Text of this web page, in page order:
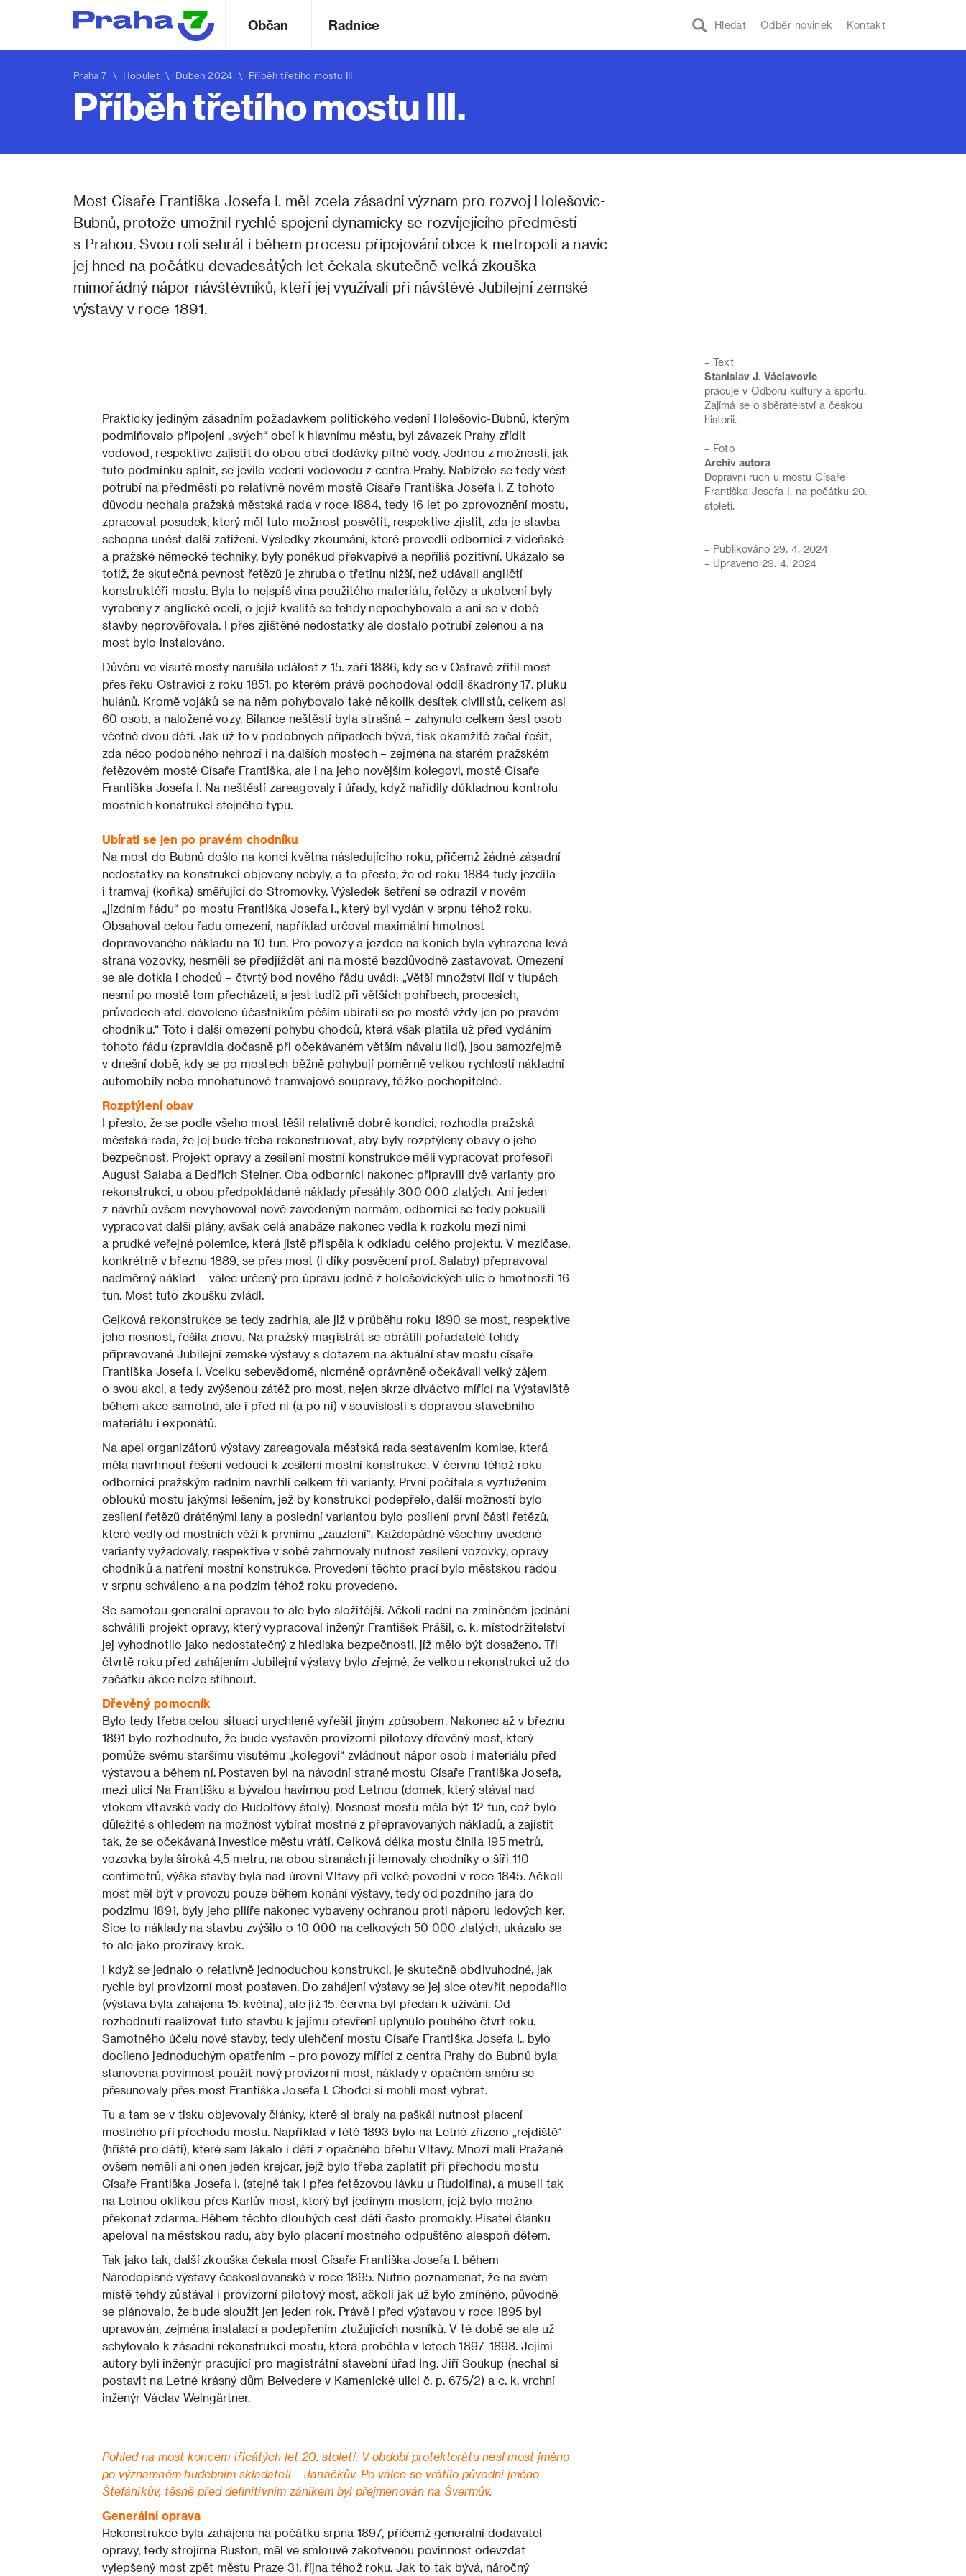
Hledat Odběr novinek Kontakt
Občan Radnice
Praha 7 \ Hobulet \ Duben 2024 \ Příběh třetího mostu III.
Příběh třetího mostu III.
Most Císaře Františka Josefa I. měl zcela zásadní význam pro rozvoj Holešovic-
Bubnů, protože umožnil rychlé spojení dynamicky se rozvíjejícího předměstí
s Prahou. Svou roli sehrál i během procesu připojování obce k metropoli a navíc
jej hned na počátku devadesátých let čekala skutečně velká zkouška –
mimořádný nápor návštěvníků, kteří jej využívali při návštěvě Jubilejní zemské
výstavy v roce 1891.
Prakticky jediným zásadním požadavkem politického vedení Holešovic-Bubnů, kterým
podmiňovalo připojení „svých“ obcí k hlavnímu městu, byl závazek Prahy zřídit
vodovod, respektive zajistit do obou obcí dodávky pitné vody. Jednou z možností, jak
tuto podmínku splnit, se jevilo vedení vodovodu z centra Prahy. Nabízelo se tedy vést
potrubí na předměstí po relativně novém mostě Císaře Františka Josefa I. Z tohoto
důvodu nechala pražská městská rada v roce 1884, tedy 16 let po zprovoznění mostu,
zpracovat posudek, který měl tuto možnost posvětit, respektive zjistit, zda je stavba
schopna unést další zatížení. Výsledky zkoumání, které provedli odborníci z vídeňské
a pražské německé techniky, byly poněkud překvapivé a nepříliš pozitivní. Ukázalo se
totiž, že skutečná pevnost řetězů je zhruba o třetinu nižší, než udávali angličtí
konstruktéři mostu. Byla to nejspíš vina použitého materiálu, řetězy a ukotvení byly
vyrobeny z anglické oceli, o jejíž kvalitě se tehdy nepochybovalo a ani se v době
stavby neprověřovala. I přes zjištěné nedostatky ale dostalo potrubí zelenou a na
most bylo instalováno.
Důvěru ve visuté mosty narušila událost z 15. září 1886, kdy se v Ostravě zřítil most
přes řeku Ostravici z roku 1851, po kterém právě pochodoval oddíl škadrony 17. pluku
hulánů. Kromě vojáků se na něm pohybovalo také několik desítek civilistů, celkem asi
60 osob, a naložené vozy. Bilance neštěstí byla strašná – zahynulo celkem šest osob
včetně dvou dětí. Jak už to v podobných případech bývá, tisk okamžitě začal řešit,
zda něco podobného nehrozí i na dalších mostech – zejména na starém pražském
řetězovém mostě Císaře Františka, ale i na jeho novějším kolegovi, mostě Císaře
Františka Josefa I. Na neštěstí zareagovaly i úřady, když nařídily důkladnou kontrolu
mostních konstrukcí stejného typu.
Ubírati se jen po pravém chodníku
Na most do Bubnů došlo na konci května následujícího roku, přičemž žádné zásadní
nedostatky na konstrukci objeveny nebyly, a to přesto, že od roku 1884 tudy jezdila
i tramvaj (koňka) směřující do Stromovky. Výsledek šetření se odrazil v novém
„jízdním řádu“ po mostu Františka Josefa I., který byl vydán v srpnu téhož roku.
Obsahoval celou řadu omezení, například určoval maximální hmotnost
dopravovaného nákladu na 10 tun. Pro povozy a jezdce na koních byla vyhrazena levá
strana vozovky, nesměli se předjíždět ani na mostě bezdůvodně zastavovat. Omezení
se ale dotkla i chodců – čtvrtý bod nového řádu uvádí: „Větší množství lidí v tlupách
nesmí po mostě tom přecházeti, a jest tudíž při větších pohřbech, procesích,
průvodech atd. dovoleno účastníkům pěším ubírati se po mostě vždy jen po pravém
chodníku.“ Toto i další omezení pohybu chodců, která však platila už před vydáním
tohoto řádu (zpravidla dočasně při očekávaném větším návalu lidí), jsou samozřejmě
v dnešní době, kdy se po mostech běžně pohybují poměrně velkou rychlostí nákladní
automobily nebo mnohatunové tramvajové soupravy, těžko pochopitelné.
Rozptýlení obav
I přesto, že se podle všeho most těšil relativně dobré kondici, rozhodla pražská
městská rada, že jej bude třeba rekonstruovat, aby byly rozptýleny obavy o jeho
bezpečnost. Projekt opravy a zesílení mostní konstrukce měli vypracovat profesoři
August Salaba a Bedřich Steiner. Oba odborníci nakonec připravili dvě varianty pro
rekonstrukci, u obou předpokládané náklady přesáhly 300 000 zlatých. Ani jeden
z návrhů ovšem nevyhovoval nově zavedeným normám, odborníci se tedy pokusili
vypracovat další plány, avšak celá anabáze nakonec vedla k rozkolu mezi nimi
a prudké veřejné polemice, která jistě přispěla k odkladu celého projektu. V mezičase,
konkrétně v březnu 1889, se přes most (i díky posvěcení prof. Salaby) přepravoval
nadměrný náklad – válec určený pro úpravu jedné z holešovických ulic o hmotnosti 16
tun. Most tuto zkoušku zvládl.
Celková rekonstrukce se tedy zadrhla, ale již v průběhu roku 1890 se most, respektive
jeho nosnost, řešila znovu. Na pražský magistrát se obrátili pořadatelé tehdy
připravované Jubilejní zemské výstavy s dotazem na aktuální stav mostu císaře
Františka Josefa I. Vcelku sebevědomě, nicméně oprávněně očekávali velký zájem
o svou akci, a tedy zvýšenou zátěž pro most, nejen skrze diváctvo mířící na Výstaviště
během akce samotné, ale i před ní (a po ní) v souvislosti s dopravou stavebního
materiálu i exponátů.
Na apel organizátorů výstavy zareagovala městská rada sestavením komise, která
měla navrhnout řešení vedoucí k zesílení mostní konstrukce. V červnu téhož roku
odborníci pražským radním navrhli celkem tři varianty. První počítala s vyztužením
oblouků mostu jakýmsi lešením, jež by konstrukci podepřelo, další možností bylo
zesílení řetězů drátěnými lany a poslední variantou bylo posílení první části řetězů,
které vedly od mostních věží k prvnímu „zauzlení“. Každopádně všechny uvedené
varianty vyžadovaly, respektive v sobě zahrnovaly nutnost zesílení vozovky, opravy
chodníků a natření mostní konstrukce. Provedení těchto prací bylo městskou radou
v srpnu schváleno a na podzim téhož roku provedeno.
Se samotou generální opravou to ale bylo složitější. Ačkoli radní na zmíněném jednání
schválili projekt opravy, který vypracoval inženýr František Prášil, c. k. místodržitelství
jej vyhodnotilo jako nedostatečný z hlediska bezpečnosti, jíž mělo být dosaženo. Tři
čtvrtě roku před zahájením Jubilejní výstavy bylo zřejmé, že velkou rekonstrukci už do
začátku akce nelze stihnout.
Dřevěný pomocník
Bylo tedy třeba celou situaci urychleně vyřešit jiným způsobem. Nakonec až v březnu
1891 bylo rozhodnuto, že bude vystavěn provizorní pilotový dřevěný most, který
pomůže svému staršímu visutému „kolegovi“ zvládnout nápor osob i materiálu před
výstavou a během ní. Postaven byl na návodní straně mostu Císaře Františka Josefa,
mezi ulicí Na Františku a bývalou havírnou pod Letnou (domek, který stával nad
vtokem vltavské vody do Rudolfovy štoly). Nosnost mostu měla být 12 tun, což bylo
důležité s ohledem na možnost vybírat mostné z přepravovaných nákladů, a zajistit
tak, že se očekávaná investice městu vrátí. Celková délka mostu činila 195 metrů,
vozovka byla široká 4,5 metru, na obou stranách ji lemovaly chodníky o šíři 110
centimetrů, výška stavby byla nad úrovní Vltavy při velké povodni v roce 1845. Ačkoli
most měl být v provozu pouze během konání výstavy, tedy od pozdního jara do
podzimu 1891, byly jeho pilíře nakonec vybaveny ochranou proti náporu ledových ker.
Sice to náklady na stavbu zvýšilo o 10 000 na celkových 50 000 zlatých, ukázalo se
to ale jako prozíravý krok.
I když se jednalo o relativně jednoduchou konstrukci, je skutečně obdivuhodné, jak
rychle byl provizorní most postaven. Do zahájení výstavy se jej sice otevřít nepodařilo
(výstava byla zahájena 15. května), ale již 15. června byl předán k užívání. Od
rozhodnutí realizovat tuto stavbu k jejímu otevření uplynulo pouhého čtvrt roku.
Samotného účelu nové stavby, tedy ulehčení mostu Císaře Františka Josefa I., bylo
docíleno jednoduchým opatřením – pro povozy mířící z centra Prahy do Bubnů byla
stanovena povinnost použít nový provizorní most, náklady v opačném směru se
přesunovaly přes most Františka Josefa I. Chodci si mohli most vybrat.
Tu a tam se v tisku objevovaly články, které si braly na paškál nutnost placení
mostného při přechodu mostu. Například v létě 1893 bylo na Letné zřízeno „rejdiště“
(hřiště pro děti), které sem lákalo i děti z opačného břehu Vltavy. Mnozí malí Pražané
ovšem neměli ani onen jeden krejcar, jejž bylo třeba zaplatit při přechodu mostu
Císaře Františka Josefa I. (stejně tak i přes řetězovou lávku u Rudolfina), a museli tak
na Letnou oklikou přes Karlův most, který byl jediným mostem, jejž bylo možno
překonat zdarma. Během těchto dlouhých cest děti často promokly. Pisatel článku
apeloval na městskou radu, aby bylo placení mostného odpuštěno alespoň dětem.
Tak jako tak, další zkouška čekala most Císaře Františka Josefa I. během
Národopisné výstavy českoslovanské v roce 1895. Nutno poznamenat, že na svém
místě tehdy zůstával i provizorní pilotový most, ačkoli jak už bylo zmíněno, původně
se plánovalo, že bude sloužit jen jeden rok. Právě i před výstavou v roce 1895 byl
upravován, zejména instalací a podepřením ztužujících nosníků. V té době se ale už
schylovalo k zásadní rekonstrukci mostu, která proběhla v letech 1897–1898. Jejími
autory byli inženýr pracující pro magistrátní stavební úřad Ing. Jiří Soukup (nechal si
postavit na Letné krásný dům Belvedere v Kamenické ulici č. p. 675/2) a c. k. vrchní
inženýr Václav Weingärtner.
Pohled na most koncem třicátých let 20. století. V období protektorátu nesl most jméno
po významném hudebním skladateli – Janáčkův. Po válce se vrátilo původní jméno
Štefánikův, těsně před definitivním zánikem byl přejmenován na Švermův.
Generální oprava
Rekonstrukce byla zahájena na počátku srpna 1897, přičemž generální dodavatel
opravy, tedy strojírna Ruston, měl ve smlouvě zakotvenou povinnost odevzdat
vylepšený most zpět městu Praze 31. října téhož roku. Jak to tak bývá, náročný
– Text
Stanislav J. Václavovic
pracuje v Odboru kultury a sportu.
Zajímá se o sběratelství a českou
historii.
– Foto
Archiv autora
Dopravní ruch u mostu Císaře
Františka Josefa I. na počátku 20.
století.
– Publikováno 29. 4. 2024
– Upraveno 29. 4. 2024